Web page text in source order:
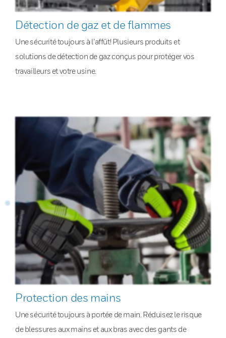
Détection de gaz et de flammes
Une sécurité toujours à l’affût! Plusieurs produits et
solutions de détection de gaz conçus pour protéger vos
travailleurs et votre usine.
Protection des mains
Une sécurité toujours à portée de main. Réduisez le risque
de blessures aux mains et aux bras avec des gants de